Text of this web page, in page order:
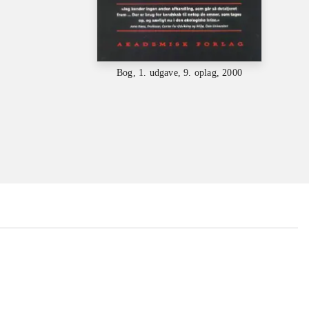
Bog, 1. udgave, 9. oplag, 2000